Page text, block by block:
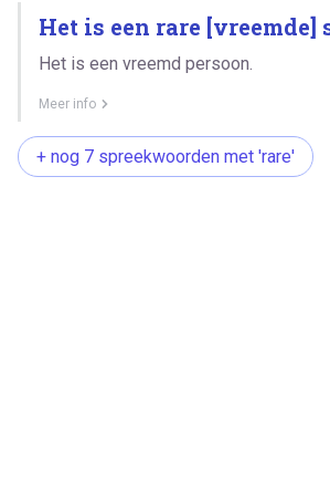
Het is een rare [vreemde]
Het is een vreemd persoon.
Meer info
+ nog 7 spreekwoorden met 'rare'